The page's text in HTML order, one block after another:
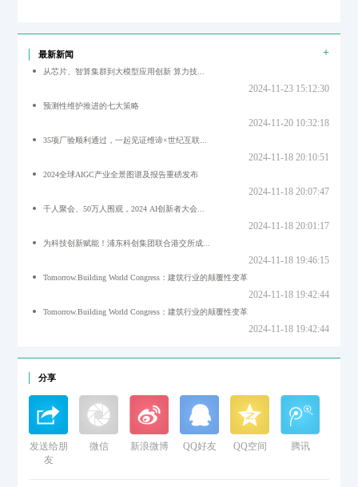
最新新闻 +
从芯片、智算集群到大模型应用创新 算力技...
2024-11-23 15:12:30
预测性维护推进的七大策略
2024-11-20 10:32:18
35项厂验顺利通过，一起见证维谛×世纪互联...
2024-11-18 20:10:51
2024全球AIGC产业全景图谱及报告重磅发布
2024-11-18 20:07:47
千人聚会、50万人围观，2024 AI创新者大会...
2024-11-18 20:01:17
为科技创新赋能！浦东科创集团联合港交所成...
2024-11-18 19:46:15
Tomorrow.Building World Congress：建筑行业的颠覆性变革
2024-11-18 19:42:44
Tomorrow.Building World Congress：建筑行业的颠覆性变革
2024-11-18 19:42:44
分享
发送给朋
友
微信 新浪微博 QQ好友 QQ空间 腾讯